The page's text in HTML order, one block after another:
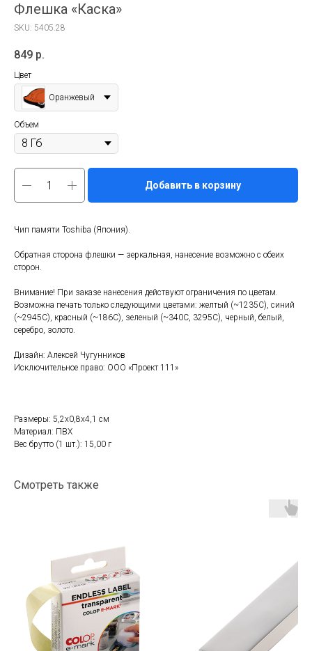
Флешка «Каска»
SKU: 5405.28
849 р.
Цвет
Оранжевый
Объем
Добавить в корзину
Чип памяти Toshiba (Япония).
Обратная сторона флешки — зеркальная, нанесение возможно с обеих
сторон.
Внимание! При заказе нанесения действуют ограничения по цветам.
Возможна печать только следующими цветами: желтый (~1235C), синий
(~2945C), красный (~186С), зеленый (~340C, 3295C), черный, белый,
серебро, золото.
Дизайн: Алексей Чугунников
Исключительное право: ООО «Проект 111»
Размеры: 5,2х0,8х4,1 см
Материал: ПВХ
Вес брутто (1 шт.): 15,00 г
Смотреть также